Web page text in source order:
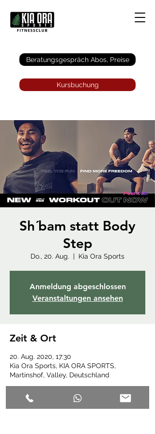
Beratungsgespräch Abos, Preise
Kursbuchung
Sh´bam statt Body
Step
Do., 20. Aug.
  |
Kia Ora Sports
Anmeldung abgeschlossen
Veranstaltungen ansehen
Zeit & Ort
20. Aug. 2020, 17:30
Kia Ora Sports, KIA ORA SPORTS,
Martinshof, Valley, Deutschland